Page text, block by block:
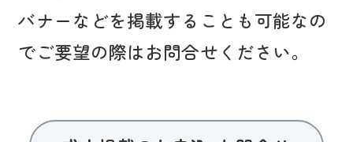
バナーなどを掲載することも可能なの
でご要望の際はお問合せください。